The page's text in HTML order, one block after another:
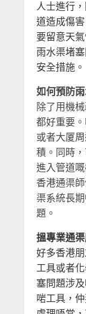
人士進行
道造成傷
要留意天
雨水渠堵
安全措施。
如何預防
除了用機
都好重要
或者大厦
積。同時
進入管道
香港通渠
渠系統長
題。
搵專業通
好多香港
工具或者
塞問題涉
啱工具，